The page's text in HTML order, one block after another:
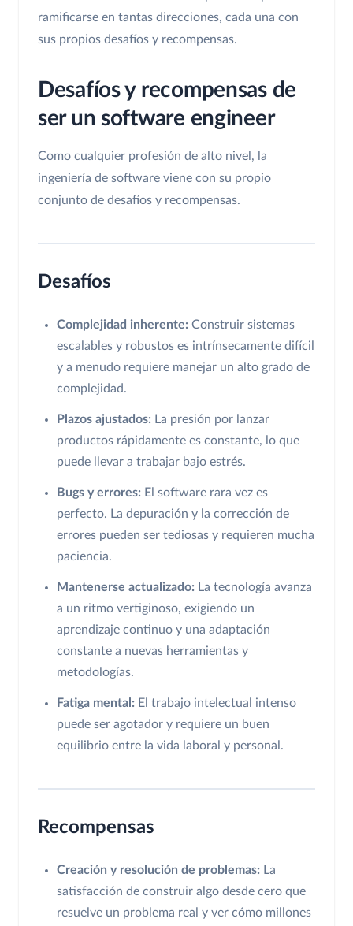
ramificarse en tantas direcciones, cada una con
sus propios desafíos y recompensas.
Desafíos y recompensas de
ser un software engineer
Como cualquier profesión de alto nivel, la
ingeniería de software viene con su propio
conjunto de desafíos y recompensas.
Desafíos
Complejidad inherente: Construir sistemas
escalables y robustos es intrínsecamente difícil
y a menudo requiere manejar un alto grado de
complejidad.
Plazos ajustados: La presión por lanzar
productos rápidamente es constante, lo que
puede llevar a trabajar bajo estrés.
Bugs y errores: El software rara vez es
perfecto. La depuración y la corrección de
errores pueden ser tediosas y requieren mucha
paciencia.
Mantenerse actualizado: La tecnología avanza
a un ritmo vertiginoso, exigiendo un
aprendizaje continuo y una adaptación
constante a nuevas herramientas y
metodologías.
Fatiga mental: El trabajo intelectual intenso
puede ser agotador y requiere un buen
equilibrio entre la vida laboral y personal.
Recompensas
Creación y resolución de problemas: La
satisfacción de construir algo desde cero que
resuelve un problema real y ver cómo millones